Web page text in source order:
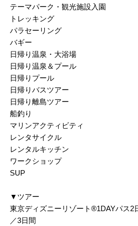
テーマパーク・観光施設入園
トレッキング
パラセーリング
バギー
日帰り温泉・大浴場
日帰り温泉＆プール
日帰りプール
日帰りバスツアー
日帰り離島ツアー
船釣り
マリンアクティビティ
レンタサイクル
レンタルキッチン
ワークショップ
SUP
▼ツアー
東京ディズニーリゾート®1DAYパス2
／3日間